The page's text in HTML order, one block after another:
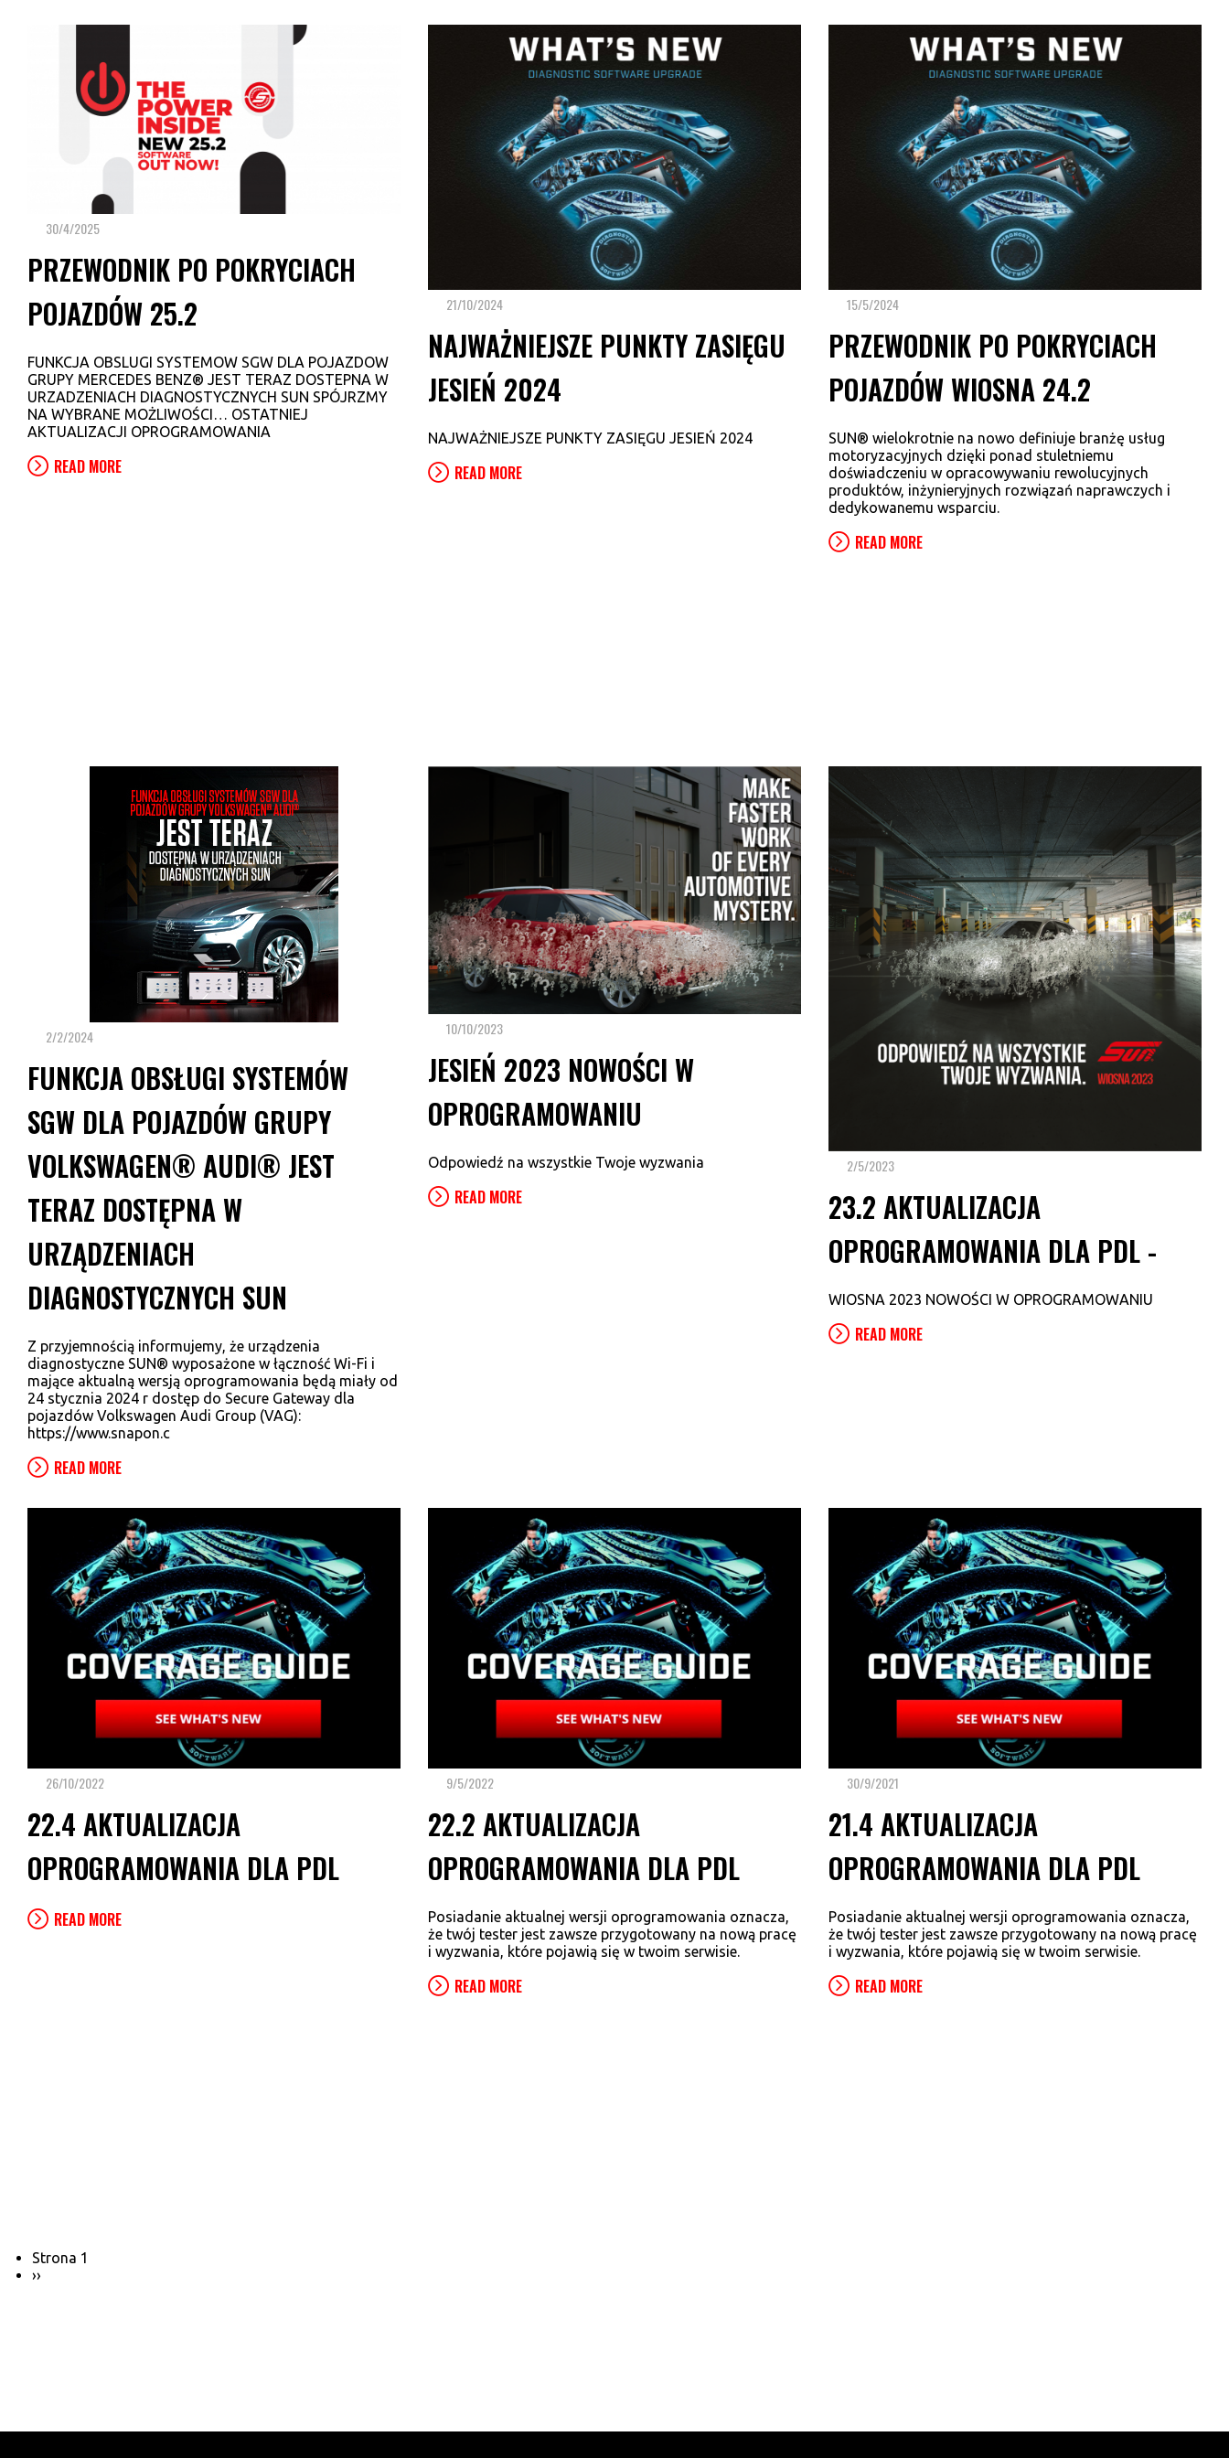
30/4/2025
PRZEWODNIK PO POKRYCIACH
POJAZDÓW 25.2
FUNKCJA OBSLUGI SYSTEMOW SGW DLA POJAZDOW
GRUPY MERCEDES BENZ® JEST TERAZ DOSTEPNA W
URZADZENIACH DIAGNOSTYCZNYCH SUN SPÓJRZMY
NA WYBRANE MOŻLIWOŚCI… OSTATNIEJ
AKTUALIZACJI OPROGRAMOWANIA
READ MORE
21/10/2024
NAJWAŻNIEJSZE PUNKTY ZASIĘGU
JESIEŃ 2024
NAJWAŻNIEJSZE PUNKTY ZASIĘGU JESIEŃ 2024
READ MORE
15/5/2024
PRZEWODNIK PO POKRYCIACH
POJAZDÓW WIOSNA 24.2
SUN® wielokrotnie na nowo definiuje branżę usług
motoryzacyjnych dzięki ponad stuletniemu
doświadczeniu w opracowywaniu rewolucyjnych
produktów, inżynieryjnych rozwiązań naprawczych i
dedykowanemu wsparciu.
READ MORE
2/2/2024
FUNKCJA OBSŁUGI SYSTEMÓW
SGW DLA POJAZDÓW GRUPY
VOLKSWAGEN® AUDI® JEST
TERAZ DOSTĘPNA W
URZĄDZENIACH
DIAGNOSTYCZNYCH SUN
Z przyjemnością informujemy, że urządzenia
diagnostyczne SUN® wyposażone w łączność Wi-Fi i
mające aktualną wersją oprogramowania będą miały od
24 stycznia 2024 r dostęp do Secure Gateway dla
pojazdów Volkswagen Audi Group (VAG):
https://www.snapon.c
READ MORE
10/10/2023
JESIEŃ 2023 NOWOŚCI W
OPROGRAMOWANIU
Odpowiedź na wszystkie Twoje wyzwania
READ MORE
2/5/2023
23.2 AKTUALIZACJA
OPROGRAMOWANIA DLA PDL -
WIOSNA 2023 NOWOŚCI W OPROGRAMOWANIU
READ MORE
26/10/2022
22.4 AKTUALIZACJA
OPROGRAMOWANIA DLA PDL
READ MORE
9/5/2022
22.2 AKTUALIZACJA
OPROGRAMOWANIA DLA PDL
Posiadanie aktualnej wersji oprogramowania oznacza,
że twój tester jest zawsze przygotowany na nową pracę
i wyzwania, które pojawią się w twoim serwisie.
READ MORE
30/9/2021
21.4 AKTUALIZACJA
OPROGRAMOWANIA DLA PDL
Posiadanie aktualnej wersji oprogramowania oznacza,
że twój tester jest zawsze przygotowany na nową pracę
i wyzwania, które pojawią się w twoim serwisie.
READ MORE
Stronicowanie
Strona 1
Następna
››